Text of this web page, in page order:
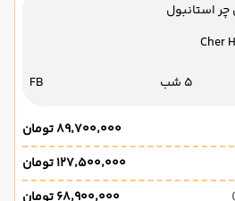
استانبول
Cher
5 شب FB
۸۹٬۷۰۰٬۰۰۰ تومان
۱۲۷٬۵۰۰٬۰۰۰ تومان